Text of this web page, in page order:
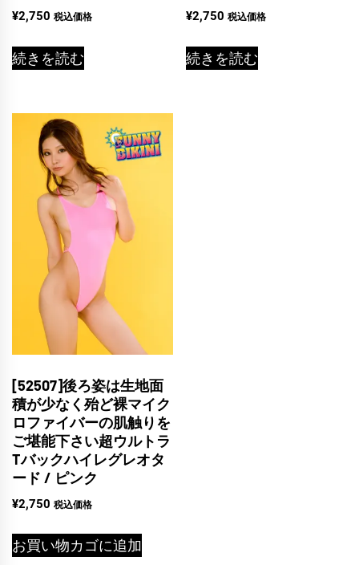
¥2,750 税込価格
続きを読む
¥2,750 税込価格
続きを読む
[52507]後ろ姿は生地面
積が少なく殆ど裸マイク
ロファイバーの肌触りを
ご堪能下さい超ウルトラ
Tバックハイレグレオタ
ード / ピンク
¥2,750 税込価格
お買い物カゴに追加